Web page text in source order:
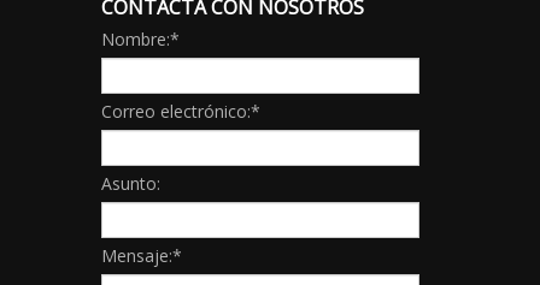
CONTACTA CON NOSOTROS
Nombre:*
Correo electrónico:*
Asunto:
Mensaje:*